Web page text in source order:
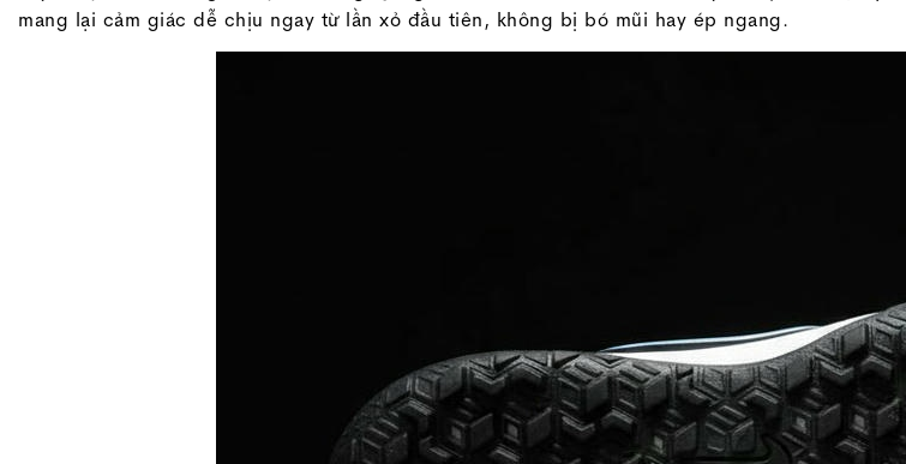
mang lại cảm giác dễ chịu ngay từ lần xỏ đầu tiên, không bị bó mũi hay ép ngang.